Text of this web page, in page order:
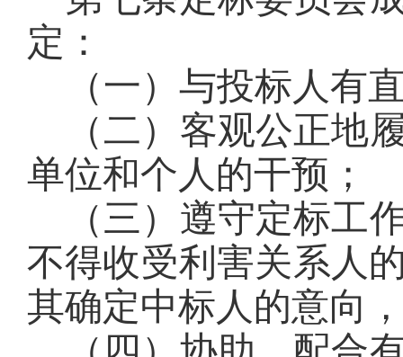
定：
（一） 与投标人有
（二）客观公正地
单位和个人的干预 ；
（三）遵守定标工
不得收受利害关系人
其确定中标人的意向